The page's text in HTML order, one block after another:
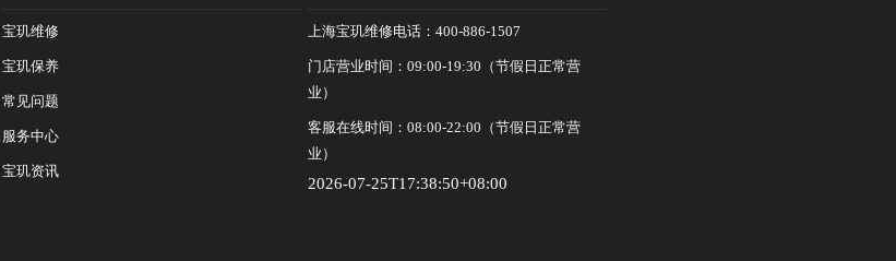
宝玑维修
宝玑保养
常见问题
服务中心
宝玑资讯
上海宝玑维修电话：400-886-1507
门店营业时间：09:00-19:30（节假日正常营
业）
客服在线时间：08:00-22:00（节假日正常营
业）
2026-07-25T17:38:50+08:00